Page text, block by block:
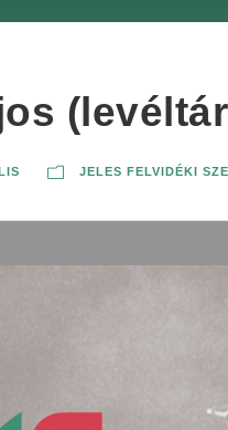
JELES FELVIDÉKI